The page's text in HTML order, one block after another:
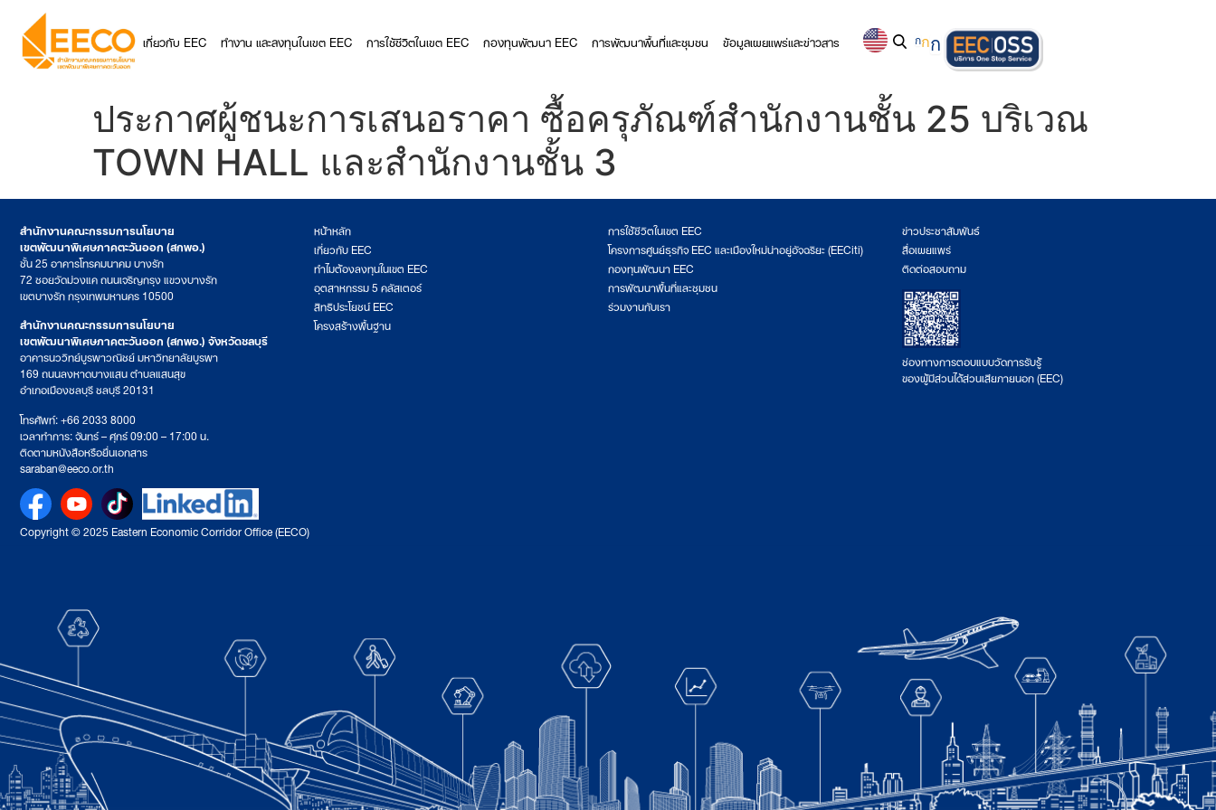
เกี่ยวกับ EEC ทำงาน และลงทุนในเขต EEC การใช้ชีวิตในเขต EEC กองทุนพัฒนา EEC การพัฒนาพื้นที่และชุมชน ข้อมูลเผยแพร่และข่าวสาร กกก
ประกาศผู้ชนะการเสนอราคา ซื้อครุภัณฑ์สำนักงานชั้น 25 บริเวณ
TOWN HALL และสำนักงานชั้น 3
สำนักงานคณะกรรมการนโยบาย
เขตพัฒนาพิเศษภาคตะวันออก (สกพอ.)
ชั้น 25 อาคารโทรคมนาคม บางรัก
72 ซอยวัดม่วงแค ถนนเจริญกรุง แขวงบางรัก
เขตบางรัก กรุงเทพมหานคร 10500
สำนักงานคณะกรรมการนโยบาย
เขตพัฒนาพิเศษภาคตะวันออก (สกพอ.) จังหวัดชลบุรี
อาคารนววิทย์บูรพาวณิชย์ มหาวิทยาลัยบูรพา
169 ถนนลงหาดบางแสน ตำบลแสนสุข
อำเภอเมืองชลบุรี ชลบุรี 20131
โทรศัพท์: +66 2033 8000
เวลาทำการ: จันทร์ – ศุกร์ 09:00 – 17:00 น.
ติดตามหนังสือหรือยื่นเอกสาร
saraban@eeco.or.th
หน้าหลัก
เกี่ยวกับ EEC
ทำไมต้องลงทุนในเขต EEC
อุตสาหกรรม 5 คลัสเตอร์
สิทธิประโยชน์ EEC
โครงสร้างพื้นฐาน
การใช้ชีวิตในเขต EEC
โครงการศูนย์ธุรกิจ EEC และเมืองใหม่น่าอยู่อัจฉริยะ (EECiti)
กองทุนพัฒนา EEC
การพัฒนาพื้นที่และชุมชน
ร่วมงานกับเรา
ข่าวประชาสัมพันธ์
สื่อเผยแพร่
ติดต่อสอบถาม
ช่องทางการตอบแบบวัดการรับรู้
ของผู้มีส่วนได้ส่วนเสียภายนอก (EEC)
Copyright © 2025 Eastern Economic Corridor Office (EECO)